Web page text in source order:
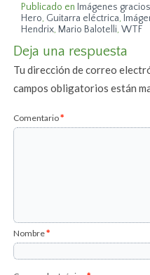
Publicado en Imágenes
Hero, Guitarra eléctrica,
Hendrix, Mario Balotelli,WTF
Deja una respuesta
Tu dirección de correo
campos obligatorios están
Comentario*
Nombre*